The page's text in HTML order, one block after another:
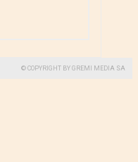
© COPYRIGHT BY GREMI MEDIA SA